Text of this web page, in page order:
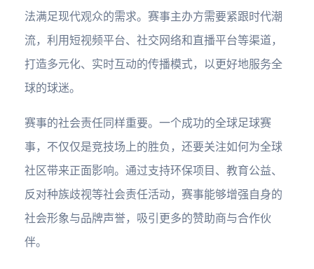
法满足现代观众的需求。赛事主办方需要紧跟时代潮
流，利用短视频平台、社交网络和直播平台等渠道，
打造多元化、实时互动的传播模式，以更好地服务全
球的球迷。
赛事的社会责任同样重要。一个成功的全球足球赛
事，不仅仅是竞技场上的胜负，还要关注如何为全球
社区带来正面影响。通过支持环保项目、教育公益、
反对种族歧视等社会责任活动，赛事能够增强自身的
社会形象与品牌声誉，吸引更多的赞助商与合作伙
伴。